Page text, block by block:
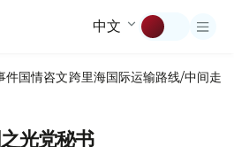
中文
件国情咨文跨里海国际运输路线/中间走廊
光党秘书